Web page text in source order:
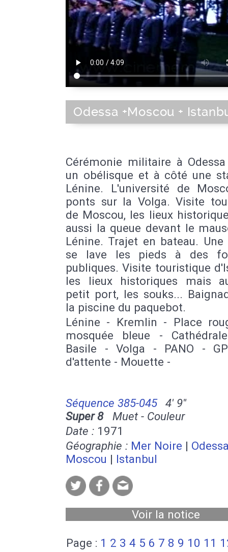
Odessa +Moscou +
Cérémonie militaire à
un obélisque et à côté une
Lénine. L'université de
ponts sur la Volga. Visite
de Moscou, les lieux
aussi la queue devant le
Lénine. Trajet en bateau.
se lave les pieds à des
publiques. Visite touristique
les lieux historiques mais
petit port, les souks...
la piscine du paquebot.
Lénine - Kremlin - Place
mosquée bleue -
Basile - Volga - PANO -
d'attente - Mouette -
Séquence 385-045
4' 9''
Super 8Muet - Couleur
Date : 1971
Géographie : Mer Noire |
Moscou | Istanbul
Voir la notice
Page : 1 2 3 4 5 6 7 8 9 10 11